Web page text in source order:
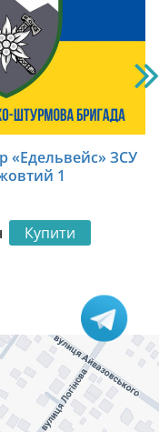
«Едельвейс» ЗСУ
1
Купити